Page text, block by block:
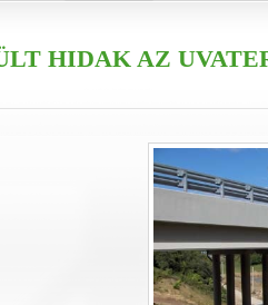
HIDAK AZ